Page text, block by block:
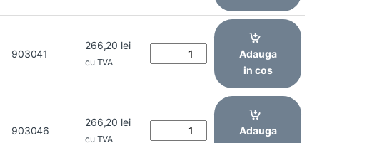
903041
266,20 lei
cu TVA
Adauga
in cos
903046
266,20 lei
cu TVA
Adauga